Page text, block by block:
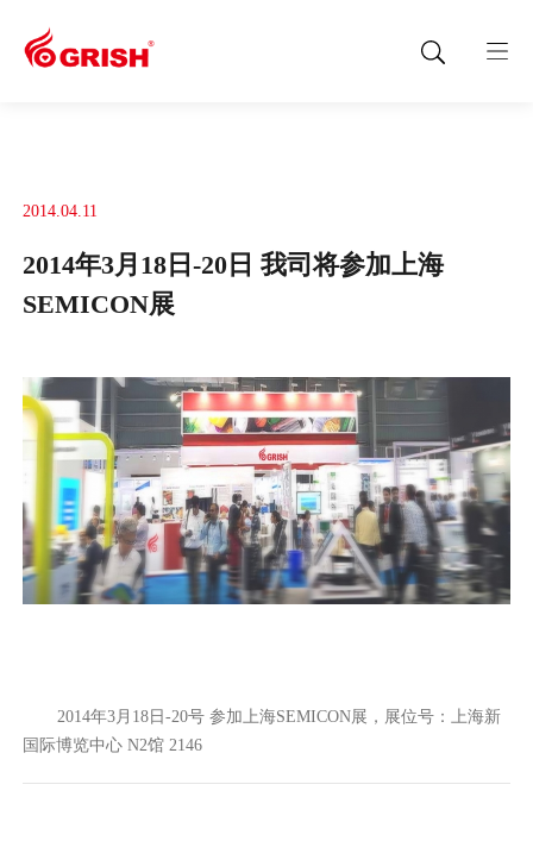
2014.04.11
2014年3月18日-20日 我司将参加上海
SEMICON展
2014年3月18日-20号 参加上海SEMICON展，展位号：上海新
国际博览中心 N2馆 2146